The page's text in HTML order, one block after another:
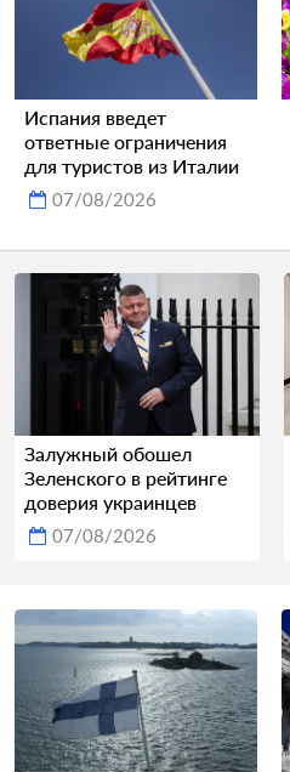
Испания введет
ответные ограничения
для туристов из Италии
07/08/2026
Залужный обошел
Зеленского в рейтинге
доверия украинцев
07/08/2026